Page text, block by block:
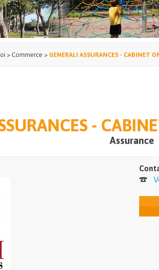
> Commerce > GENERALI ASSURANCES - CABINET
-
Assurance